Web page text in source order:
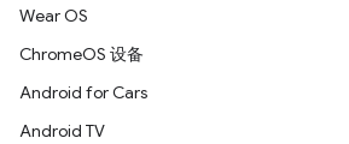
Wear OS
ChromeOS 设备
Android for Cars
Android TV